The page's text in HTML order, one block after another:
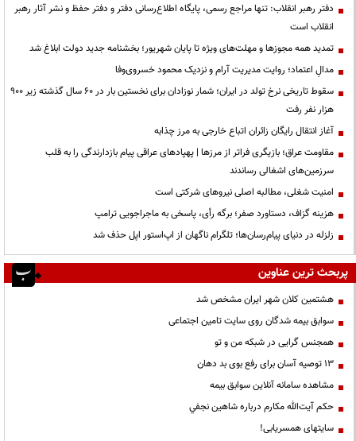
دفتر رهبر انقلاب: تنها مراجع رسمی، پایگاه اطلاع‌رسانی دفتر و دفتر حفظ و نشر آثار رهبر
انقلاب است
تمدید همه مجوزها و مهلت‌های ویژه تا پایان شهریور؛ بخشنامه جدید دولت ابلاغ شد
مدالِ اعتماد؛ روایت مدیریت آرام و نزدیک محمود خسروی‌وفا
سقوط تاریخی نرخ تولد در ایران؛ شمار نوزادان برای نخستین بار در ۶۰ سال گذشته زیر ۹۰۰
هزار نفر رفت
آغاز انتقال رایگان زائران اتباع خارجی به مرز چذابه
مقاومت عراق؛ بازیگری فراتر از مرزها | پهپادهای عراقی پیام بازدارندگی را به قلب
سرزمین‌های اشغالی رساندند
‌امنیت شغلی، مطالبه اصلی نیروهای شرکتی است
هزینه گزاف، دستاورد صفر؛ برگه رأی، پاسخی به ماجراجویی ترامپ
زلزله در دنیای پیام‌رسان‌ها؛ تلگرام ناگهان از اپ‌استور اپل حذف شد
پربحث ترین عناوین
هشتمین کلان شهر ایران مشخص شد
سوابق بیمه شدگان روی سایت تامین اجتماعی
همجنس گرایی در شبکه من و تو
13 توصیه آسان برای رفع بوی بد دهان
مشاهده سامانه آنلاين سوابق بیمه
حكم آيت‌الله مكارم درباره شاهين نجفي
سایتهای همسریابی!